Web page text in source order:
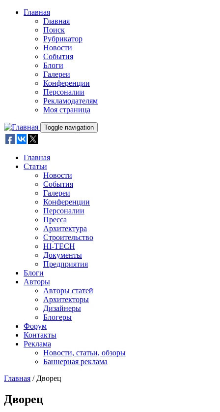
Skip to main content
Главная
Главная
Поиск
Рубрикатор
Новости
События
Блоги
Галереи
Конференции
Персоналии
Рекламодателям
Моя страница
Toggle navigation
Главная
Статьи
Новости
События
Галереи
Конференции
Персоналии
Пресса
Архитектура
Строительство
HI-TECH
Документы
Предприятия
Блоги
Авторы
Авторы статей
Архитекторы
Дизайнеры
Блогеры
Форум
Контакты
Реклама
Новости, статьи, обзоры
Баннерная реклама
Главная / Дворец
Дворец